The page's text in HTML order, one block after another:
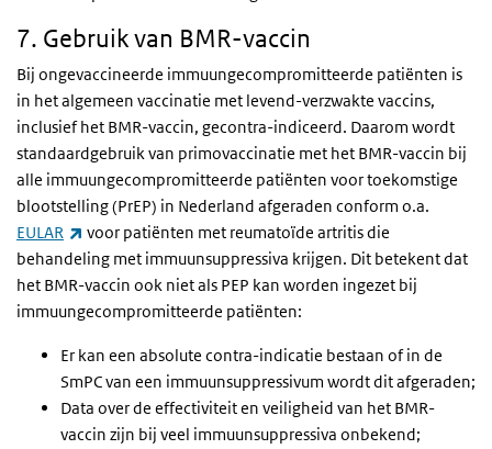
7. Gebruik van BMR-vaccin
Bij ongevaccineerde immuungecompromitteerde patiënten is
in het algemeen vaccinatie met levend-verzwakte vaccins,
inclusief het BMR-vaccin, gecontra-indiceerd. Daarom wordt
standaardgebruik van primovaccinatie met het BMR-vaccin bij
alle immuungecompromitteerde patiënten voor toekomstige
blootstelling (PrEP) in Nederland afgeraden conform o.a.
EULAR
(externe link)
voor patiënten met reumatoïde artritis die
behandeling met immuunsuppressiva krijgen. Dit betekent dat
het BMR-vaccin ook niet als PEP kan worden ingezet bij
immuungecompromitteerde patiënten:
Er kan een absolute contra-indicatie bestaan of in de
SmPC van een immuunsuppressivum wordt dit afgeraden;
Data over de effectiviteit en veiligheid van het BMR-
vaccin zijn bij veel immuunsuppressiva onbekend;